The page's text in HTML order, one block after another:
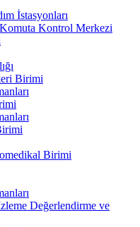
İstasyonları
Kontrol Merkezi
Birimi
Birimi
Değerlendirme ve